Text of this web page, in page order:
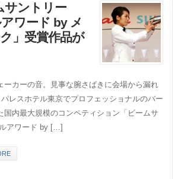
サントリー
ワード by メ
」受賞作品が
ーカーの音。見事な腕さばきに会場から漏れ
レスホテル東京でプロフェッショナルのバー
国内最大規模のコンペティション「ビームサ
アワード by […]